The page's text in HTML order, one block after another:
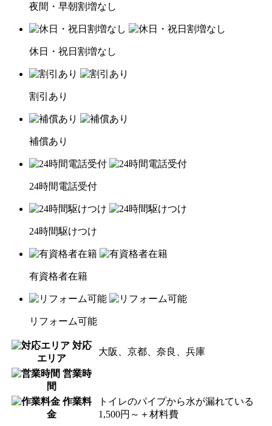
夜間・早朝割増なし
休日・祝日割増なし
割引あり
補償あり
24時間電話受付
24時間駆けつけ
有資格者在籍
リフォーム可能
対応
エリア
大阪、京都、奈良、兵庫
営業時
間
作業料
金
トイレのパイプから水が漏れている
1,500円～＋材料費